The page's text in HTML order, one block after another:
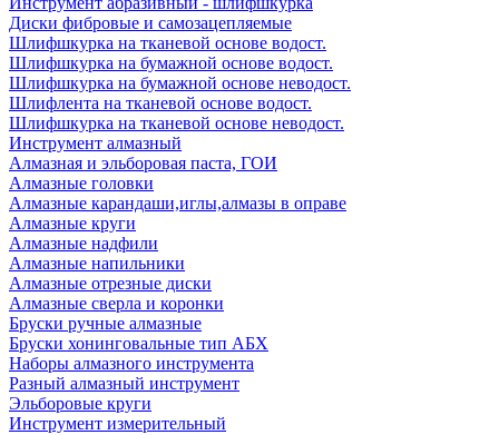
Диски фибровые и самозацепляемые
Шлифшкурка на тканевой основе водост.
Шлифшкурка на бумажной основе водост.
Шлифшкурка на бумажной основе неводост.
Шлифлента на тканевой основе водост.
Шлифшкурка на тканевой основе неводост.
Инструмент алмазный
Алмазная и эльборовая паста, ГОИ
Алмазные головки
Алмазные карандаши,иглы,алмазы в оправе
Алмазные круги
Алмазные надфили
Алмазные напильники
Алмазные отрезные диски
Алмазные сверла и коронки
Бруски ручные алмазные
Бруски хонинговальные тип АБХ
Наборы алмазного инструмента
Разный алмазный инструмент
Эльборовые круги
Инструмент измерительный